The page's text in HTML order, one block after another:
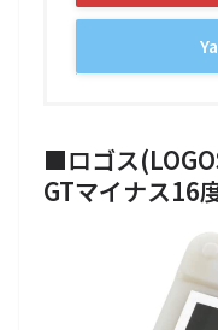
■ロゴス
GTマイナス16